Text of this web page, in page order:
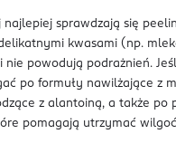
najlepiej sprawdzają się
kwasami (np.
nie powodują podrażnień.
po formuły nawilżające z
z alantoiną, a także po
pomagają utrzymać